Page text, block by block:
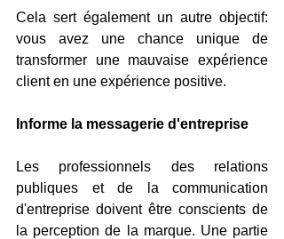
Cela sert également un autre objectif:
vous avez une chance unique de
transformer une mauvaise expérience
client en une expérience positive.
Informe la messagerie d'entreprise
Les professionnels des relations
publiques et de la communication
d'entreprise doivent être conscients de
la perception de la marque. Une partie